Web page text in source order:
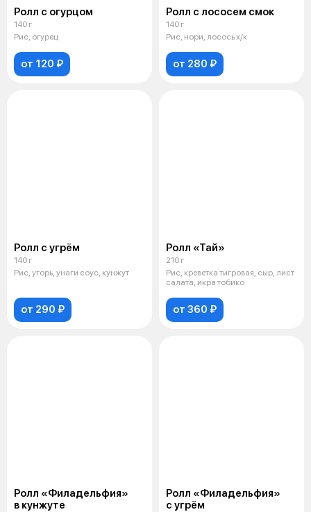
Ролл с огурцом
140 г
Рис, огурец
от 120 ₽
Ролл с лососем смок
140 г
Рис, нори, лосось х/к
от 280 ₽
Ролл с угрём
140 г
Рис, угорь, унаги соус, кунжут
от 290 ₽
Ролл «Тай»
210 г
Рис, креветка тигровая, сыр, лист
салата, икра тобико
от 360 ₽
Ролл «Филадельфия»
в кунжуте
Ролл «Филадельфия»
с угрём